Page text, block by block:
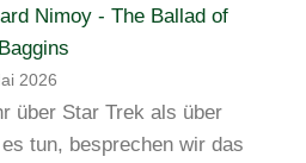
Nimoy - The Ballad of
2026
über Star Trek als über
tun, besprechen wir das